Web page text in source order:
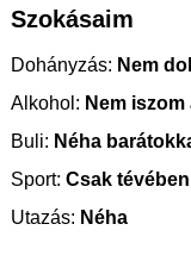
Szokásaim
Dohányzás: Nem
Alkohol: Nem
Buli: Néha
Sport: Csak tévében
Utazás: Néha